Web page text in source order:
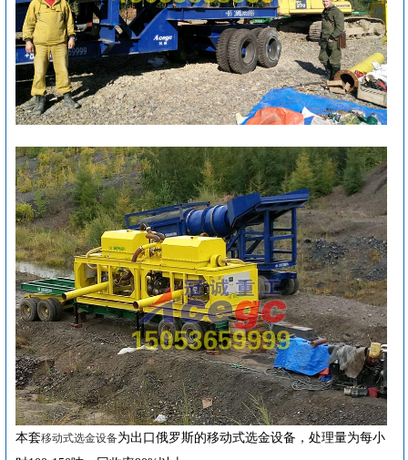
本套移动式选金设备为出口俄罗斯的移动式选金设备，处理量为每小